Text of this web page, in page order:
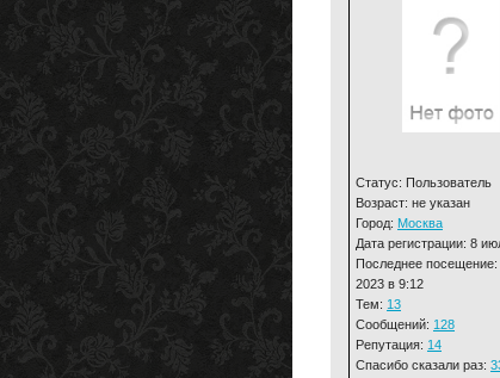
Статус: Пользователь
Возраст: не указан
Город: Москва
Дата регистрации: 8
Последнее посещение:
2023 в 9:12
Тем: 13
Сообщений: 128
Репутация: 14
Спасибо сказали раз: